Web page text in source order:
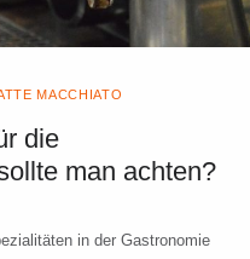
MACCHIATO
die
man achten?
in der Gastronomie